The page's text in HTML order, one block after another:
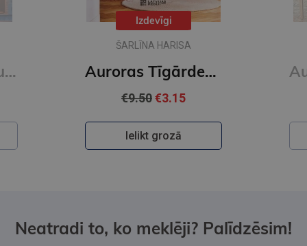
Strīdus ābols. Auroras Tīgārdenas mistērijas
Izdevīgi
ŠARLĪNA HARISA
Auroras Tīgārdenas mistērijas. Trīs istabas un līķis
€9.50€3.15
Ielikt grozā
Neatradi to, ko meklēji? Palīdzēsim!